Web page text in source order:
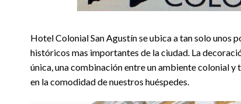
Hotel Colonial San Agustín se ubica a tan solo unos
históricos mas importantes de la ciudad. La
única, una combinación entre un ambiente colonial y
en la comodidad de nuestros huéspedes.